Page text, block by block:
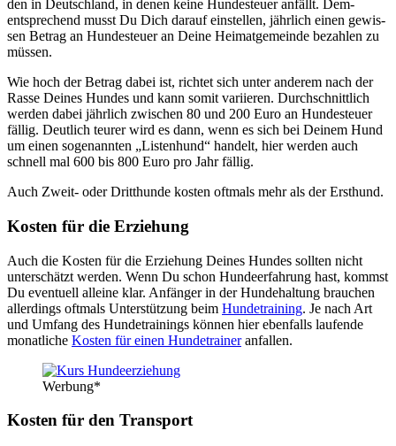
den in Deutsch­land, in denen kei­ne Hun­de­steu­er anfällt. Dem­
entspre­chend musst Du Dich dar­auf ein­stel­len, jähr­lich einen gewis­
sen Betrag an Hun­de­steu­er an Dei­ne Hei­mat­ge­mein­de bezah­len zu
müs­sen.
Wie hoch der Betrag dabei ist, rich­tet sich unter ande­rem nach der
Ras­se Dei­nes Hun­des und kann somit vari­ie­ren. Durch­schnitt­lich
wer­den dabei jähr­lich zwi­schen 80 und 200 Euro an Hun­de­steu­er
fäl­lig. Deut­lich teu­rer wird es dann, wenn es sich bei Dei­nem Hund
um einen soge­nann­ten „Lis­ten­hund“ han­delt, hier wer­den auch
schnell mal 600 bis 800 Euro pro Jahr fäl­lig.
Auch Zweit- oder Dritt­hun­de kos­ten oft­mals mehr als der Erst­hund.
Kos­ten für die Erzie­hung
Auch die Kos­ten für die Erzie­hung Dei­nes Hun­des soll­ten nicht
unter­schätzt wer­den. Wenn Du schon Hun­de­er­fah­rung hast, kommst
Du even­tu­ell allei­ne klar. Anfän­ger in der Hun­de­hal­tung brau­chen
aller­dings oft­mals Unter­stüt­zung beim Hun­de­trai­ning. Je nach Art
und Umfang des Hun­de­trai­nings kön­nen hier eben­falls lau­fen­de
monat­li­che Kos­ten für einen Hun­de­trai­neranfal­len.
Wer­bung*
Kos­ten für den Trans­port